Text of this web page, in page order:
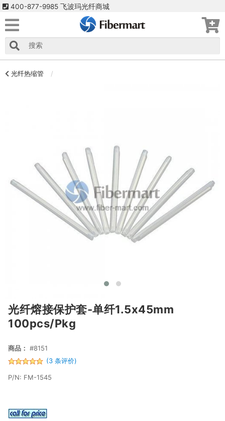
400-877-9985 飞波玛光纤商城
光纤热缩管
光纤熔接保护套-单纤1.5x45mm
100pcs/pkg
商品： #8151
(3 条评价)
P/N: FM-1545